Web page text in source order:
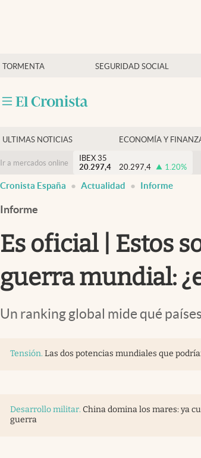
TORMENTA SEGURIDAD SOCIAL
Economía y finanzas
Criptomonedas
ULTIMAS NOTICIAS ECONOMÍA Y
Ir a mercados online
IBEX 35
20.297,4
20.297,4 1.20%
Cronista España Actualidad Informe
Informe
Es oficial | Estos
guerra mundial:
Un ranking global mide qué
Tensión. Las dos potencias mundiales que
Desarrollo militar. China domina los mares: ya
guerra